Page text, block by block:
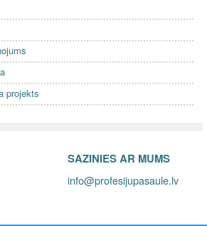
projekts
SAZINIES AR MUMS
info@profesijupasaule.lv